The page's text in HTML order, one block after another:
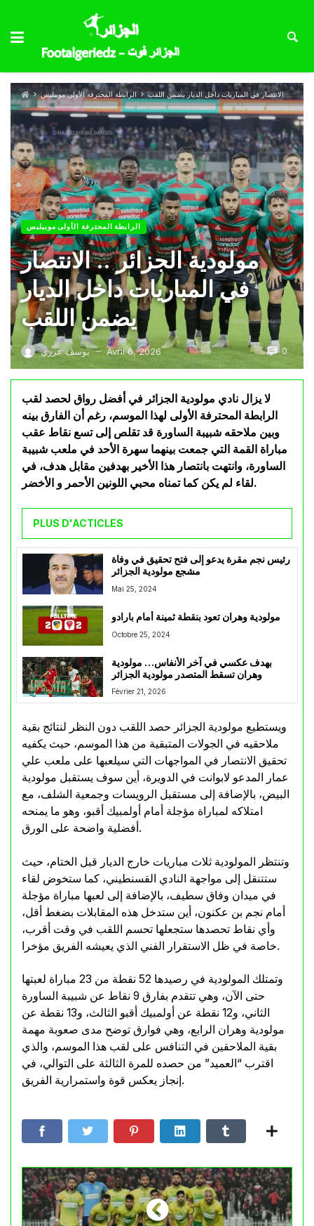
الرابطة المحترفة الأولى موبيليس مولودية الجزائر .. الانتصار في المباريات داخل الديار يضمن اللقب
الرابطة المحترفة الأولى موبيليس
مولودية الجزائر .. الانتصار
في المباريات داخل الديار
يضمن اللقب
يوسف عزري — Avril 6, 2026 0
لا يزال نادي مولودية الجزائر في أفضل رواق لحصد لقب
الرابطة المحترفة الأولى لهذا الموسم، رغم أن الفارق بينه
وبين ملاحقه شبيبة الساورة قد تقلص إلى تسع نقاط عقب
مباراة القمة التي جمعت بينهما سهرة الأحد في ملعب شبيبة
الساورة، وانتهت بانتصار هذا الأخير بهدفين مقابل هدف، في
لقاء لم يكن كما تمناه محبي اللونين الأحمر و الأخضر.
PLUS D'ACTICLES
رئيس نجم مقرة يدعو إلى فتح تحقيق في وفاة
مشجع مولودية الجزائر
Mai 25, 2024
مولودية وهران تعود بنقطة ثمينة أمام بارادو
Octobre 25, 2024
بهدف عكسي في آخر الأنفاس… مولودية
وهران تسقط المتصدر مولودية الجزائر
Février 21, 2026
ويستطيع مولودية الجزائر حصد اللقب دون النظر لنتائج بقية
ملاحقيه في الجولات المتبقية من هذا الموسم، حيث يكفيه
تحقيق الانتصار في المواجهات التي سيلعبها على ملعب علي
عمار المدعو لابوانت في الدويرة، أين سوف يستقبل مولودية
البيض، بالإضافة إلى مستقبل الرويسات وجمعية الشلف، مع
امتلاكه لمباراة مؤجلة أمام أولمبيك أقبو، وهو ما يمنحه
أفضلية واضحة على الورق.
وتنتظر المولودية ثلاث مباريات خارج الديار قبل الختام، حيث
ستتنقل إلى مواجهة النادي القسنطيني، كما ستخوض لقاء
في ميدان وفاق سطيف، بالإضافة إلى لعبها مباراة مؤجلة
أمام نجم بن عكنون، أين ستدخل هذه المقابلات بضغط أقل،
وأي نقاط تحصدها ستجعلها تحسم اللقب في وقت أقرب،
خاصة في ظل الاستقرار الفني الذي يعيشه الفريق مؤخرا.
وتمتلك المولودية في رصيدها 52 نقطة من 23 مباراة لعبتها
حتى الآن، وهي تتقدم بفارق 9 نقاط عن شبيبة الساورة
الثاني، و12 نقطة عن أولمبيك أقبو الثالث، و13 نقطة عن
مولودية وهران الرابع، وهي فوارق توضح مدى صعوبة مهمة
بقية الملاحقين في التنافس على لقب هذا الموسم، والذي
اقترب “العميد” من حصده للمرة الثالثة على التوالي، في
إنجاز يعكس قوة واستمرارية الفريق.